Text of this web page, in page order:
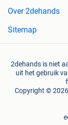
Over 2dehands
Sitemap
2dehands is niet
uit het gebruik
Copyright ©